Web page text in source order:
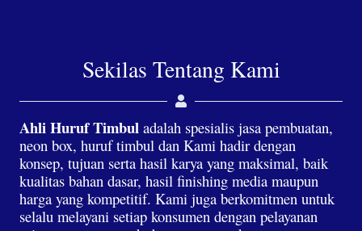
Sekilas Tentang Kami
Ahli Huruf Timbul adalah spesialis jasa pembuatan,
neon box, huruf timbul dan Kami hadir dengan
konsep, tujuan serta hasil karya yang maksimal, baik
kualitas bahan dasar, hasil finishing media maupun
harga yang kompetitif. Kami juga berkomitmen untuk
selalu melayani setiap konsumen dengan pelayanan